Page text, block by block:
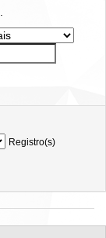
Registro(s)